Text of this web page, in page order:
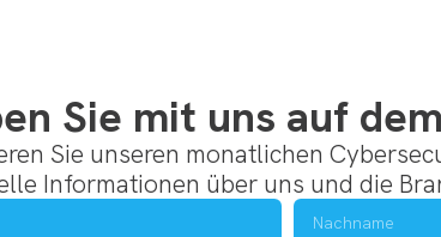
Sie mit uns auf
Sie unseren monatlichen
Informationen über uns und die